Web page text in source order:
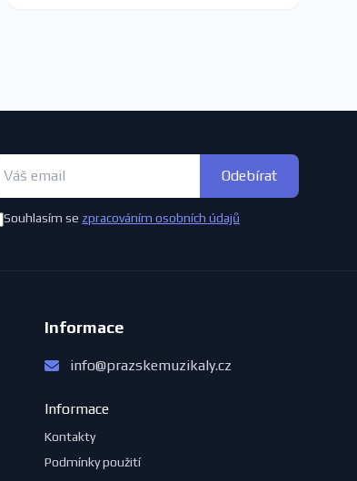
Odebírat
Souhlasím se zpracováním osobních údajů
Informace
info@prazskemuzikaly.cz
Informace
Kontakty
Podmínky použití